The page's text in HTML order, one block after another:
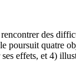
des
poursuit quatre
effets, et 4)